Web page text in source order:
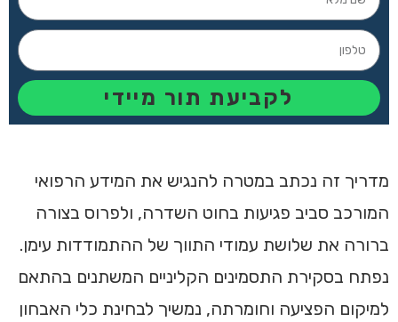
לקביעת תור מיידי
מדריך זה נכתב במטרה להנגיש את המידע הרפואי
המורכב סביב פגיעות בחוט השדרה, ולפרוס בצורה
ברורה את שלושת עמודי התווך של ההתמודדות עימן.
נפתח בסקירת התסמינים הקליניים המשתנים בהתאם
למיקום הפציעה וחומרתה, נמשיך לבחינת כלי האבחון